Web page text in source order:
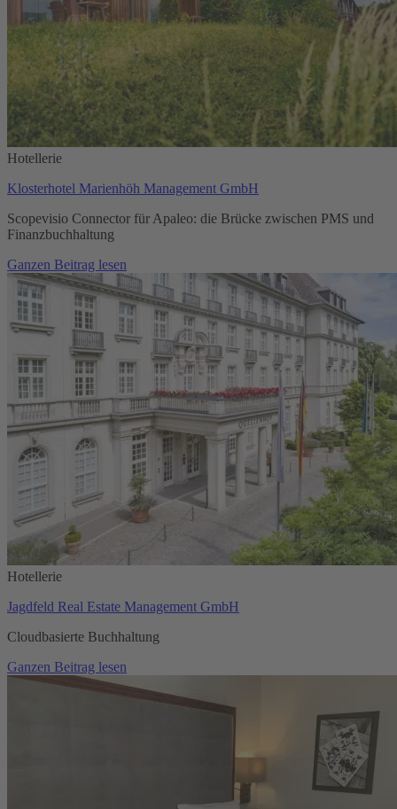
Hotellerie
Klosterhotel Marienhöh Management GmbH
Scopevisio Connector für Apaleo: die Brücke zwischen PMS und
Finanzbuchhaltung
Ganzen Beitrag lesen
Hotellerie
Jagdfeld Real Estate Management GmbH
Cloudbasierte Buchhaltung
Ganzen Beitrag lesen